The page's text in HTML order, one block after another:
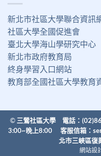
新北市社區大學聯合資訊
社區大學全國促進會
臺北大學海山學研究中心
新北市政府教育局
終身學習入口網站
教育部全國社區大學教育
© 三鶯社區大學 電話：
3:00~晚上8:00 客服信箱：
北市三峽區復
網站設